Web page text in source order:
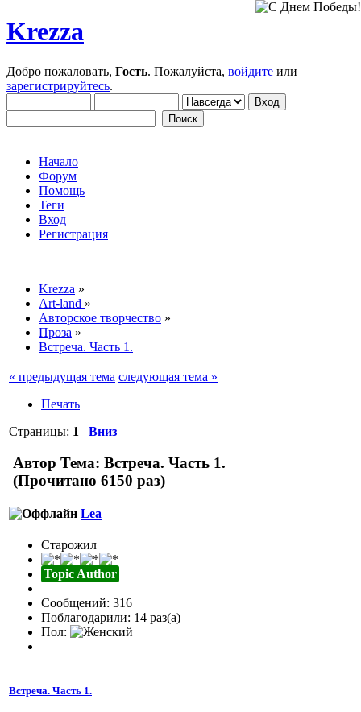
Krezza
Добро пожаловать, Гость. Пожалуйста, войдите или
зарегистрируйтесь.
Начало
Форум
Помощь
Теги
Вход
Регистрация
Krezza »
Art-land »
Авторское творчество »
Проза »
Встреча. Часть 1.
« предыдущая тема следующая тема »
Печать
Страницы: 1 Вниз
Автор Тема: Встреча. Часть 1.
(Прочитано 6150 раз)
Lea
Старожил
Topic Author
Сообщений: 316
Поблагодарили: 14 раз(а)
Пол:
Встреча. Часть 1.